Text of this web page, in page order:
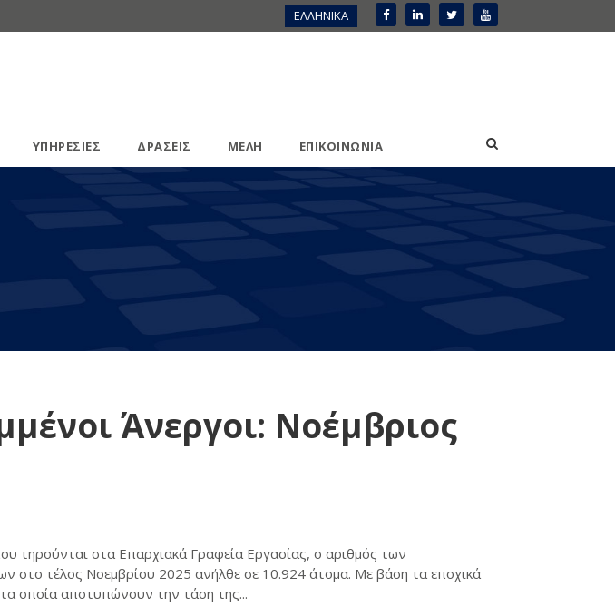
ΕΛΛΗΝΙΚΑ
ΥΠΗΡΕΣΙΕΣ ΔΡΑΣΕΙΣ ΜΕΛΗ ΕΠΙΚΟΙΝΩΝΙΑ
Άνεργοι: Νοέμβριος
τηρούνται στα Επαρχιακά Γραφεία Εργασίας, ο αριθμός των
στο τέλος Νοεμβρίου 2025 ανήλθε σε 10.924 άτομα. Με βάση τα εποχικά
οποία αποτυπώνουν την τάση της...